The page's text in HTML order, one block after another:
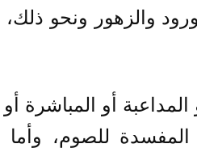
والزهور ونحو
أو المباشرة أو
للصوم، وأما